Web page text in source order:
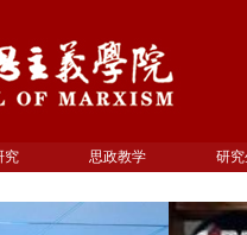
究 思政教学 研